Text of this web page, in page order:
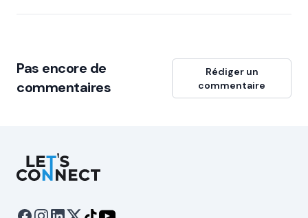
Pas encore de
commentaires
Rédiger un
commentaire
Let's Connect